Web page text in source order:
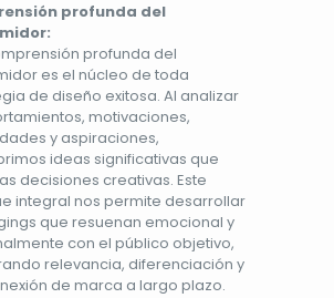
profunda del
profunda del
es el núcleo de toda
de diseño exitosa. Al analizar
motivaciones,
y aspiraciones,
ideas significativas que
decisiones creativas. Este
integral nos permite desarrollar
que resuenan emocional y
con el público objetivo,
relevancia, diferenciación y
de marca a largo plazo.